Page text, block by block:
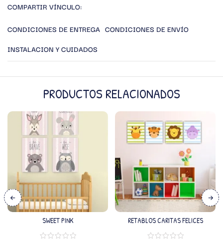
COMPARTIR VÍNCULO:
CONDICIONES DE ENTREGA CONDICIONES DE ENVÍO
INSTALACION Y CUIDADOS
PRODUCTOS RELACIONADOS
SWEET PINK RETABLOS CARITAS FELICES